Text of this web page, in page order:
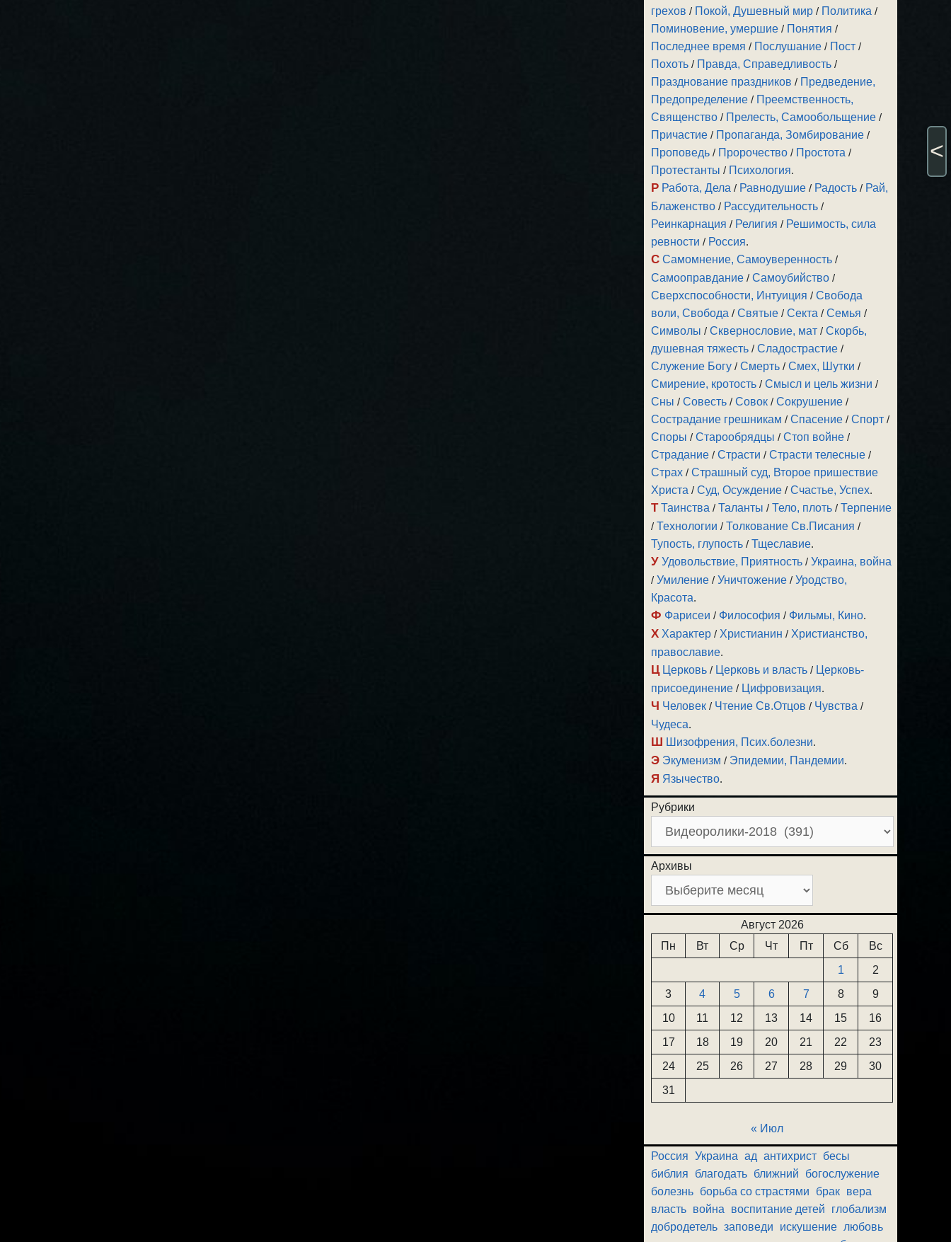
грехов / Покой, Душевный мир / Политика /
Поминовение, умершие / Понятия /
Последнее время / Послушание / Пост /
Похоть / Правда, Справедливость /
Празднование праздников / Предведение,
Предопределение / Преемственность,
Священство / Прелесть, Самообольщение /
Причастие / Пропаганда, Зомбирование /
Проповедь / Пророчество / Простота /
Протестанты / Психология.
Р Работа, Дела / Равнодушие / Радость / Рай,
Блаженство / Рассудительность /
Реинкарнация / Религия / Решимость, сила
ревности / Россия.
С Самомнение, Самоуверенность /
Самооправдание /Самоубийство /
Сверхспособности, Интуиция /Свобода
воли, Свобода /Святые /Секта /Семья /
Символы /Сквернословие, мат /Скорбь,
душевная тяжесть /Сладострастие /
Служение Богу /Смерть /Смех, Шутки /
Смирение, кротость /Смысл и цель жизни /
Сны /Совесть /Совок /Сокрушение /
Сострадание грешникам /Спасение /Спорт /
Споры /Старообрядцы /Стоп войне /
Страдание /Страсти /Страсти телесные /
Страх /Страшный суд, Второе пришествие
Христа /Суд, Осуждение /Счастье, Успех.
Т Таинства /Таланты /Тело, плоть /Терпение
/Технологии /Толкование Св.Писания /
Тупость, глупость /Тщеславие.
У Удовольствие, Приятность /Украина, война
/Умиление /Уничтожение /Уродство,
Красота.
Ф Фарисеи / Философия / Фильмы, Кино.
Х Характер / Христианин / Христианство,
православие.
Ц Церковь / Церковь и власть / Церковь-
присоединение / Цифровизация.
Ч Человек / Чтение Св.Отцов / Чувства /
Чудеса.
Ш Шизофрения, Псих.болезни.
Э Экуменизм / Эпидемии, Пандемии.
Я Язычество.
Рубрики
Архивы
Август 2026
Пн
Вт Ср Чт Пт Сб
Вс
1
2
3
4 5 6 7 8
9
10
11 12 13 14 15
16
17
18 19 20 21 22
23
24
25 26 27 28 29
30
31
« Июл
Россия Украина ад антихрист бесы
библия
благодать ближний
богослужение
болезнь борьба со страстями брак вера
власть война воспитание детей
глобализм
добродетель заповеди искушение любовь
<